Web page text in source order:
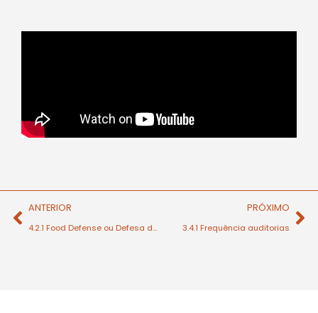
ANTERIOR
4.2.1 Food Defense ou Defesa dos Alimentos
PRÓXIMO
3.4.1 Frequência auditorias